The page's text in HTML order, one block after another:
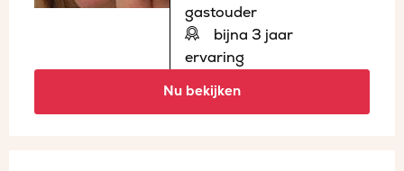
gastouder
bijna 3 jaar
ervaring
Nu bekijken